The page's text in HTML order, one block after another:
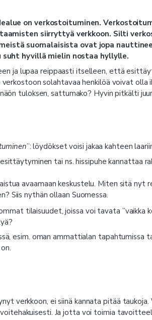
on verkostoituminen.
siirryttyä verkkoon. Silti
suomalaisista ovat jopa
hyvillä mielin nostaa hyllylle.
ja lupaa reippaasti itselleen, että
solahtavaa henkilöä voivat olla
tuloksen, sattumako? Hyvin pitkälti
”: löydökset voisi jakaa kahteen
tai ns. hissipuhe kannattaa
avaamaan keskustelu. Miten sitä nyt
Siis nythän ollaan Suomessa.
tilaisuudet, joissa voi tavata ”vaikka
esim. oman ammattialan tapahtumissa
verkkoon, ei siinä kannata pitää
Ja jotta voi toimia